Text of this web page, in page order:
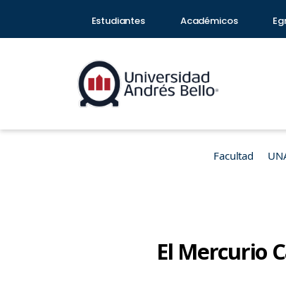
Estudiantes Académicos
Facultad
El Mercurio